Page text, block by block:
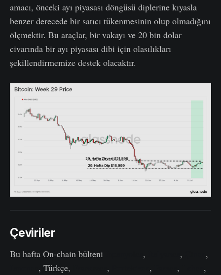
amacı, önceki ayı piyasası döngüsü diplerine kıyasla
benzer derecede bir satıcı tükenmesinin olup olmadığını
ölçmektir. Bu araçlar, bir vakayı ve 20 bin dolar
civarında bir ayı piyasası dibi için olasılıkları
şekillendirmemize destek olacaktır.
Çeviriler
Bu hafta On-chain bülteni , ,
,
, Türkçe, , , ,
,